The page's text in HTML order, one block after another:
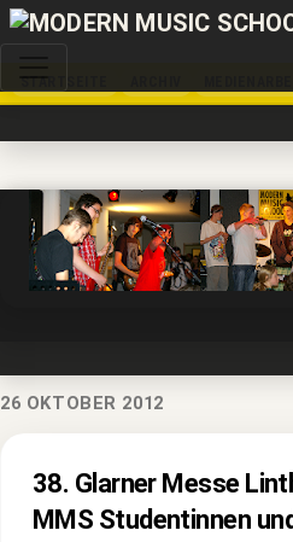
STARTSEITE
26 OKTOBER 2012
38. Glarner Messe
MMS Studentinnen